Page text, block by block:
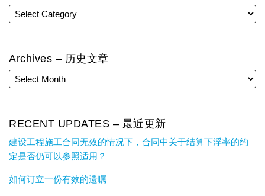
Archives – 历史文章
RECENT UPDATES – 最近更新
建设工程施工合同无效的情况下，合同中关于结算下浮率的约
定是否仍可以参照适用？
如何订立一份有效的遗嘱